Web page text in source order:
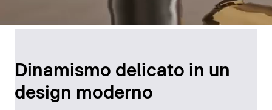
Dinamismo delicato in un
design moderno